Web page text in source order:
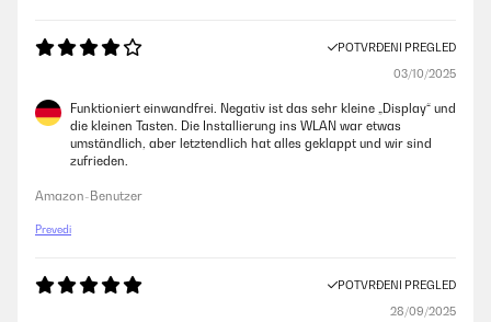
POTVRĐENI PREGLED
03/10/2025
Funktioniert einwandfrei. Negativ ist das sehr kleine „Display“ und
die kleinen Tasten. Die Installierung ins WLAN war etwas
umständlich, aber letztendlich hat alles geklappt und wir sind
zufrieden.
Amazon-Benutzer
Prevedi
POTVRĐENI PREGLED
28/09/2025